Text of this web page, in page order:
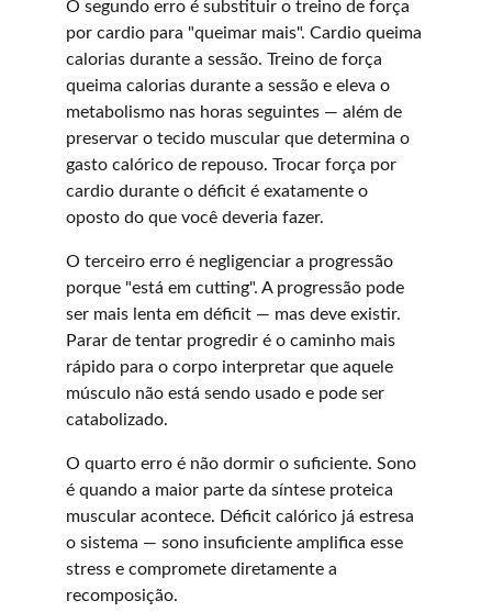
O segundo erro é substituir o treino de força
por cardio para "queimar mais". Cardio queima
calorias durante a sessão. Treino de força
queima calorias durante a sessão e eleva o
metabolismo nas horas seguintes — além de
preservar o tecido muscular que determina o
gasto calórico de repouso. Trocar força por
cardio durante o déficit é exatamente o
oposto do que você deveria fazer.
O terceiro erro é negligenciar a progressão
porque "está em cutting". A progressão pode
ser mais lenta em déficit — mas deve existir.
Parar de tentar progredir é o caminho mais
rápido para o corpo interpretar que aquele
músculo não está sendo usado e pode ser
catabolizado.
O quarto erro é não dormir o suficiente. Sono
é quando a maior parte da síntese proteica
muscular acontece. Déficit calórico já estresa
o sistema — sono insuficiente amplifica esse
stress e compromete diretamente a
recomposição.